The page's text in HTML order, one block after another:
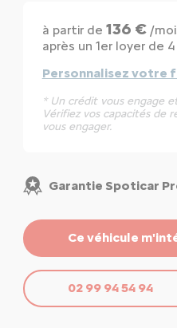
à partir de 136 €/
après un 1er loyer de 4
Personnalisez votre
* Un crédit vous engage
Vérifiez vos capacités de
vous engager.
Garantie Spoticar
Ce véhicule
02 99 94 54 94